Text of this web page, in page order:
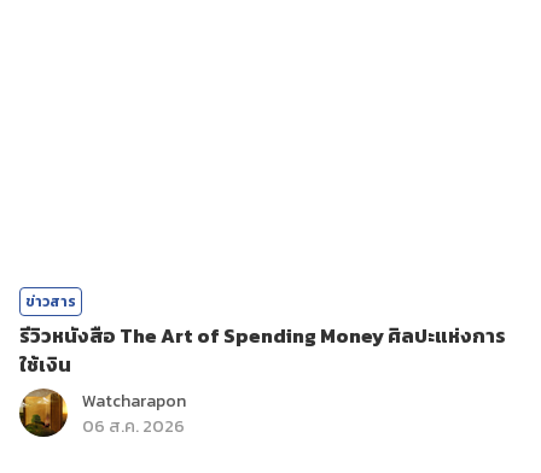
ข่าวสาร
รีวิวหนังสือ The Art of Spending Money ศิลปะแห่งการ
ใช้เงิน
Watcharapon
06 ส.ค. 2026